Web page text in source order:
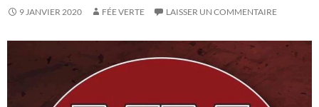
9 JANVIER 2020 FÉE VERTE LAISSER UN COMMENTAIRE